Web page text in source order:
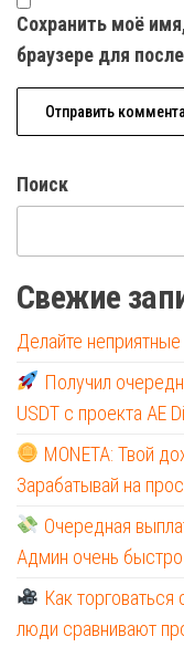
Сохранить моё
браузере для
Поиск
Свежие
Делайте неприятные
Получил
USDT с проекта AE
MONETA: Твой
Зарабатывай на
Очередная
Админ очень
Как
люди сравнивают